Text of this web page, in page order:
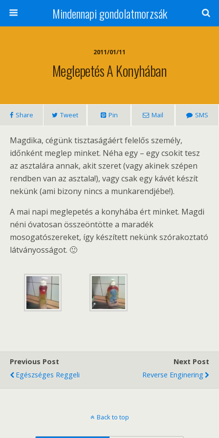
Mindennapi gondolatmorzsák
2011/01/11
Meglepetés A Konyhában
Share Tweet Pin Mail SMS
Magdika, cégünk tisztaságáért felelős személy,
időnként meglep minket. Néha egy – egy csokit tesz
az asztalára annak, akit szeret (vagy akinek szépen
rendben van az asztala!), vagy csak egy kávét készít
nekünk (ami bizony nincs a munkarendjébe!).
A mai napi meglepetés a konyhába ért minket. Magdi
néni óvatosan összeöntötte a maradék
mosogatószereket, így készített nekünk szórakoztató
látványosságot. 🙂
Previous Post
Egészséges Reggeli
Next Post
Reverse Enginering
Back to top